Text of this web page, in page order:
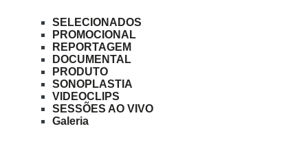
SELECIONADOS
PROMOCIONAL
REPORTAGEM
DOCUMENTAL
PRODUTO
SONOPLASTIA
VIDEOCLIPS
SESSÕES AO VIVO
Galeria